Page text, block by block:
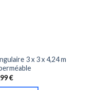
3 x 3 x 4,24 m
€